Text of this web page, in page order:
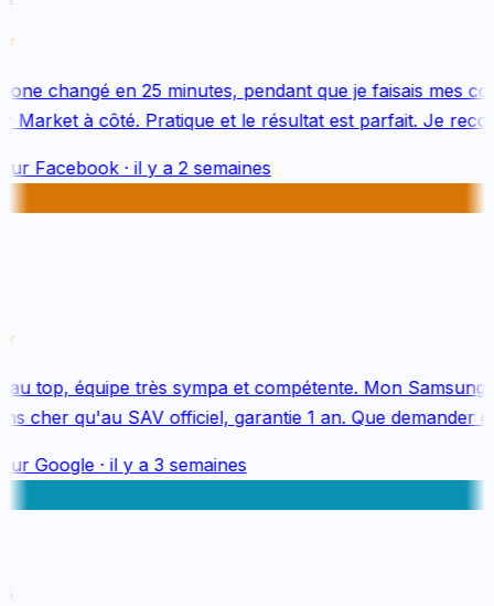
changé en 25 minutes, pendant que je faisais mes
à côté. Pratique et le résultat est parfait. Je
Facebook· il y a 2 semaines
top, équipe très sympa et compétente. Mon Samsung
cher qu'au SAV officiel, garantie 1 an. Que demander de
Google· il y a 3 semaines